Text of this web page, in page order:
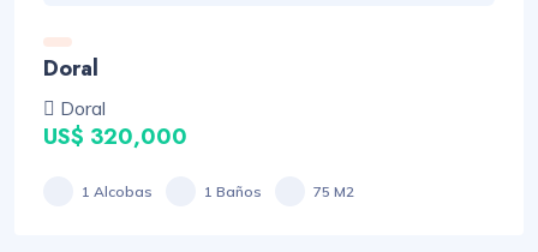
Doral
Doral
US$ 320,000
1 Alcobas 1 Baños 75 M2